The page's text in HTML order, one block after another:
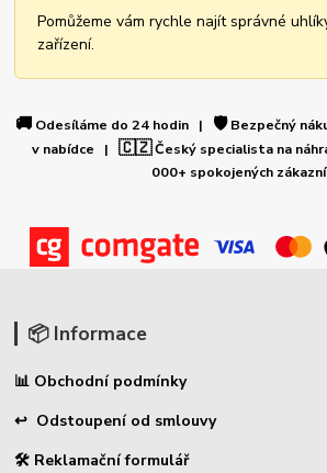
Pomůžeme vám rychle najít správné
zařízení.
🚚 Odesíláme do 24 hodin | 🛡️Bezpečný
v nabídce | 🇨🇿Český specialista na
000+ spokojených
📦 Informace
📊 Obchodní podmínky
↩ Odstoupení od smlouvy
🛠 Reklamační formulář